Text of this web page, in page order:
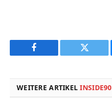
Facebook Twitter
WEITERE ARTIKELINSIDE90